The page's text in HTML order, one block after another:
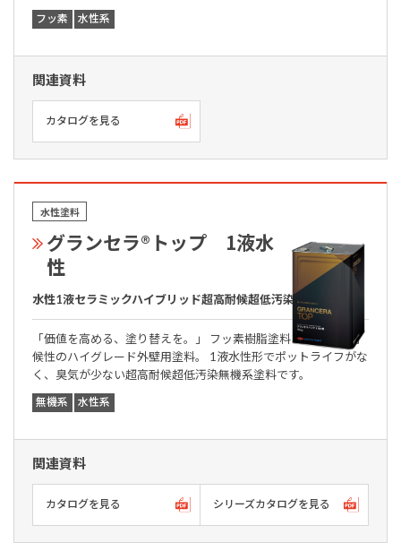
フッ素 水性系
関連資料
カタログを見る
水性塗料
グランセラ®トップ 1液水
性
水性1液セラミックハイブリッド超高耐候超低汚染無機系塗料
「価値を高める、塗り替えを。」 フッ素樹脂塗料を超える高耐
候性のハイグレード外壁用塗料。 1液水性形でポットライフがな
く、臭気が少ない超高耐候超低汚染無機系塗料です。
無機系 水性系
関連資料
カタログを見る シリーズカタログを見る